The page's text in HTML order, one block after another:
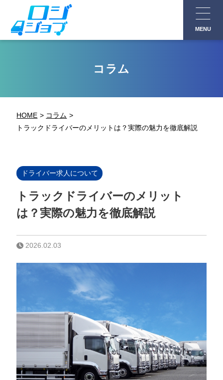
MENU
コラム
HOME
コラム
トラックドライバーのメリットは？実際の魅力を徹底解説
ドライバー求人について
トラックドライバーのメリット
は？実際の魅力を徹底解説
2026.02.03